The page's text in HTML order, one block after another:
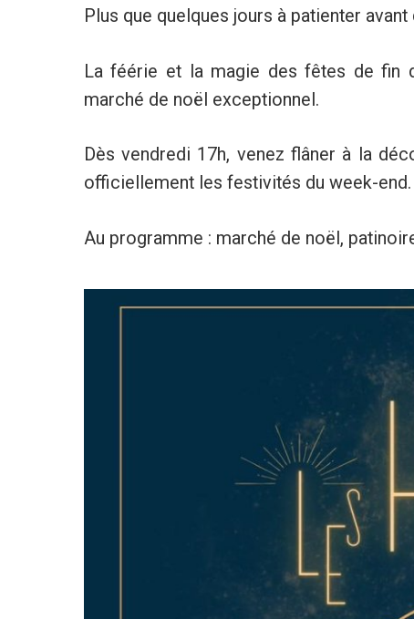
Plus que quelques jours à patienter
La féérie et la magie des fêtes de fin
marché de noël exceptionnel.
Dès vendredi 17h, venez flâner à la
officiellement les festivités du week-end.
Au programme : marché de noël,